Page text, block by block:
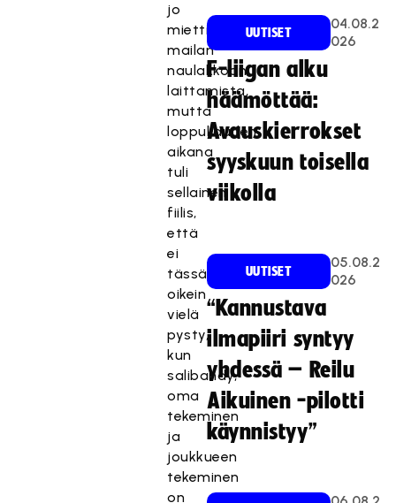
jo
miettinyt
mailan
naulakkoon
laittamista,
mutta
loppukauden
aikana
tuli
sellainen
fiilis,
että
ei
tässä
oikein
vielä
pysty,
kun
salibandy,
oma
tekeminen
ja
joukkueen
tekeminen
on
UUTISET
04.08.2
026
F-liigan alku
häämöttää:
Avauskierrokset
syyskuun toisella
viikolla
UUTISET
05.08.2
026
“Kannustava
ilmapiiri syntyy
yhdessä – Reilu
Aikuinen -pilotti
käynnistyy”